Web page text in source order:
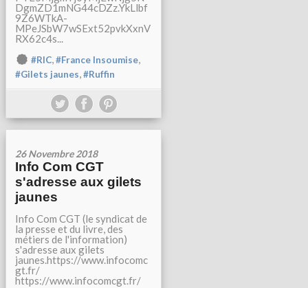
DgmZD1mNG44cDZz.YkLlbf
9Z6WTkA-
MPeJSbW7wSExt52pvkXxnV
RX62c4s...
#RIC,#France Insoumise,
#Gilets jaunes,#Ruffin
26 Novembre 2018
Info Com CGT
s'adresse aux gilets
jaunes
Info Com CGT (le syndicat de
la presse et du livre, des
métiers de l'information)
s'adresse aux gilets
jaunes.https://www.infocomc
gt.fr/
https://www.infocomcgt.fr/